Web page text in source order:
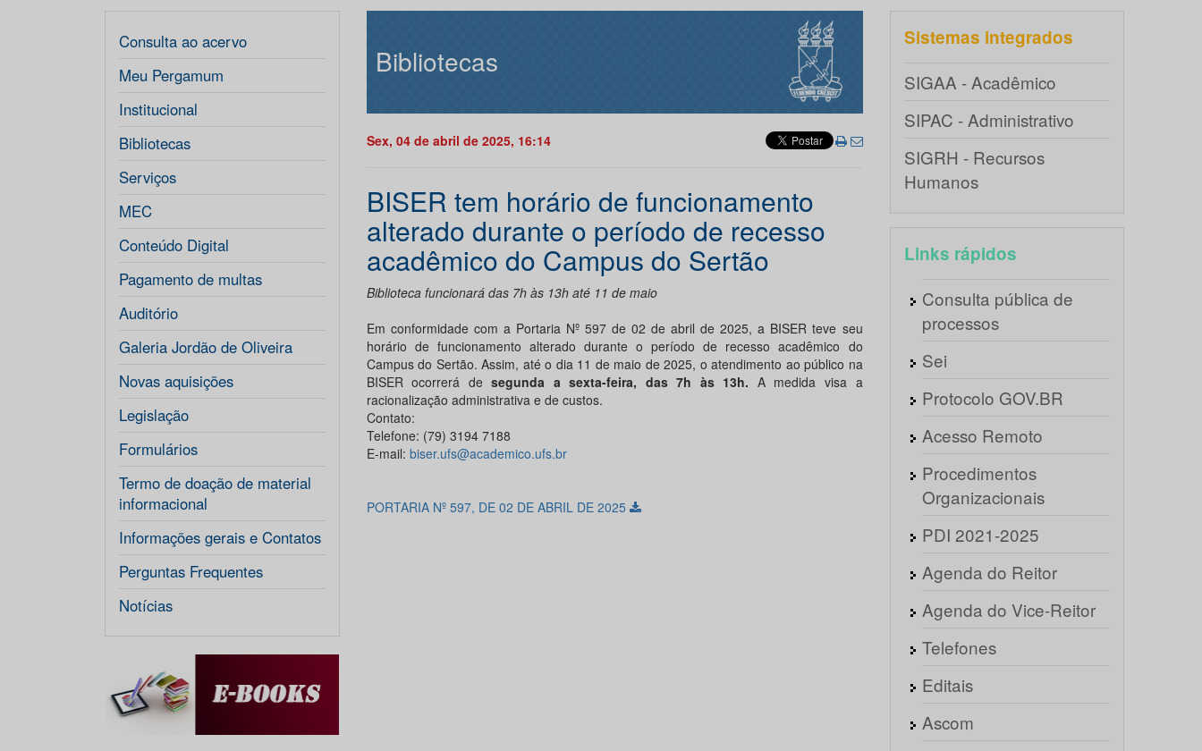
Consulta ao acervo
Meu Pergamum
Institucional
Bibliotecas
Serviços
MEC
Conteúdo Digital
Pagamento de multas
Auditório
Galeria Jordão de Oliveira
Novas aquisições
Legislação
Formulários
Termo de doação de material
informacional
Informações gerais e Contatos
Perguntas Frequentes
Notícias
Bibliotecas
Sex, 04 de abril de 2025, 16:14
BISER tem horário de funcionamento
alterado durante o período de recesso
acadêmico do Campus do Sertão
Biblioteca funcionará das 7h às 13h até 11 de maio
Em conformidade com a Portaria Nº 597 de 02 de abril de 2025, a BISER teve seu
horário de funcionamento alterado durante o período de recesso acadêmico do
Campus do Sertão. Assim, até o dia 11 de maio de 2025, o atendimento ao público na
BISER ocorrerá desegunda a sexta-feira, das 7h às 13h. A medida visa a
racionalização administrativa e de custos.
Contato:
Telefone: (79) 3194 7188
E-mail: biser.ufs@academico.ufs.br
PORTARIA Nº 597, DE 02 DE ABRIL DE 2025
Sistemas integrados
SIGAA - Acadêmico
SIPAC - Administrativo
SIGRH - Recursos
Humanos
Links rápidos
Consulta pública de
processos
Sei
Protocolo GOV.BR
Acesso Remoto
Procedimentos
Organizacionais
PDI 2021-2025
Agenda do Reitor
Agenda do Vice-Reitor
Telefones
Editais
Ascom